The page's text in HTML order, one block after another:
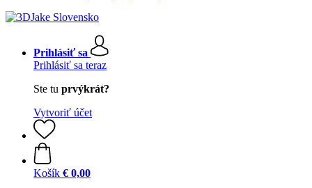
Prihlásiť sa
Prihlásiť sa teraz
Ste tu prvýkrát?
Vytvoriť účet
Košík € 0,00